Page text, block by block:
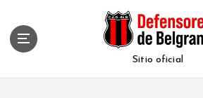
Sitio oficial